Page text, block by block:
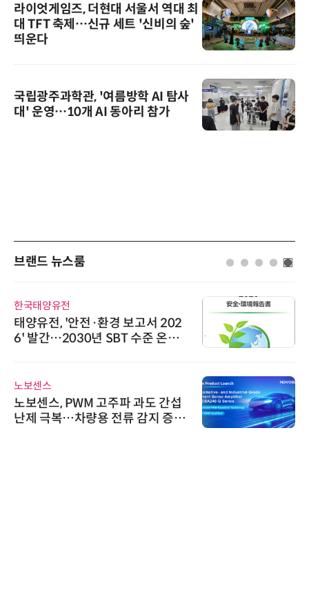
라이엇게임즈, 더현대 서울서 역대 최
대 TFT 축제…신규 세트 '신비의 숲'
띄운다
국립광주과학관, '여름방학 AI 탐사
대' 운영…10개 AI 동아리 참가
브랜드 뉴스룸
한국태양유전
태양유전, '안전·환경 보고서 202
6' 발간…2030년 SBT 수준 온실
노보센스
노보센스, PWM 고주파 과도 간섭
난제 극복…차량용 전류 감지 증폭